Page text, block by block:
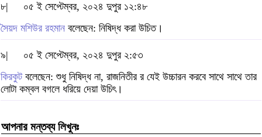
৮|
০৫ ই সেপ্টেম্বর, ২০২৪ দুপুর ১২:৪৮
সৈয়দ মশিউর রহমান বলেছেন: নিষিদ্ধ করা উচিত।
৯|
০৫ ই সেপ্টেম্বর, ২০২৪ দুপুর ২:৫৩
কিরকুটবলেছেন: শুধু নিষিদ্ধ না, রাজনিতীর র যেই উচ্চারন করবে সাথে সাথে তার
লোটা কম্বল বগলে ধরিয়ে দেয়া উচিৎ।
আপনার মন্তব্য লিখুনঃ